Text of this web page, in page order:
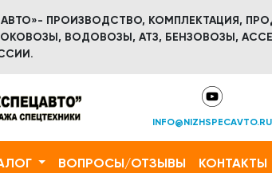
ПРОИЗВОДСТВО, КОМПЛЕКТАЦИЯ,
ВОДОВОЗЫ, АТЗ, БЕНЗОВОЗЫ,
INFO@NIZHSPECAVTO.RU
ВОПРОСЫ/ОТЗЫВЫ КОНТАКТЫ